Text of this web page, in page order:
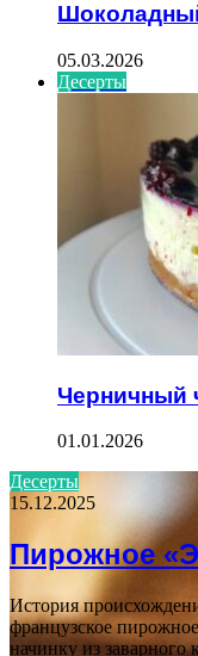
05.03.2026
Десерты
Черничный
01.01.2026
Десерты
15.12.2025
Пирожное
История
французское
начинку из